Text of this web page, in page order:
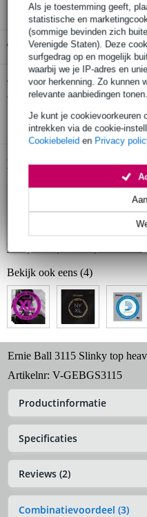
Als je toestemming geeft,
statistische en
(sommige bevinden zich
Verenigde Staten). Deze
surfgedrag op en mogelijk
waarbij we je IP-adres en
voor herkenning. Zo kunnen
relevante aanbiedingen tonen.
Je kunt je cookievoorkeuren
intrekken via de cookie-
Cookiebeleid en Privacy
Gratis ophalen in de
Twijfel je of deErnie Ball
- 52 snarensetbij je past?
Productinformatie
set van 6 snaren
geschikt voor: elektrische gitaar
speciale coating beschermt
Bekijk alle productspecificaties
Bekijk ook eens (4)
Ernie Ball 3115 Slinky top
Artikelnr: V-GEBGS3115
Productinformatie
Specificaties
Reviews (2)
Combinatievoordeel (3)